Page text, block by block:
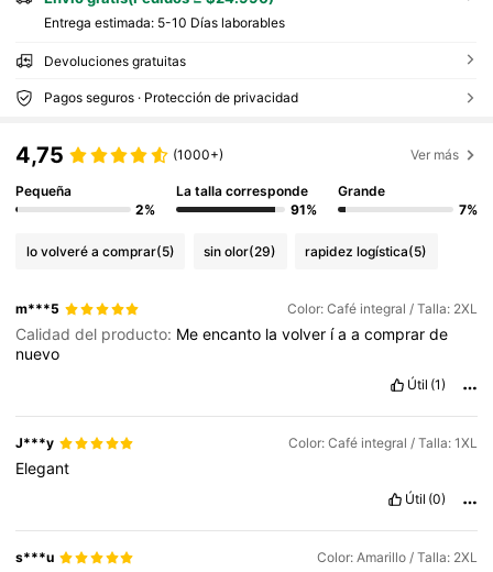
Entrega estimada: 5-10 Días laborables
Devoluciones gratuitas
Pagos seguros · Protección de privacidad
4,75 (1000+) Ver más
Pequeña
2%
La talla corresponde
91%
Grande
7%
lo volveré a comprar(5) sin olor(29) rapidez logística(5)
m***5 Color: Café integral / Talla: 2XL
Calidad del producto: Meencanto lavolver íaacomprarde
nuevo
Útil (1)
J***y Color: Café integral / Talla: 1XL
Elegant
Útil (0)
s***u Color: Amarillo / Talla: 2XL